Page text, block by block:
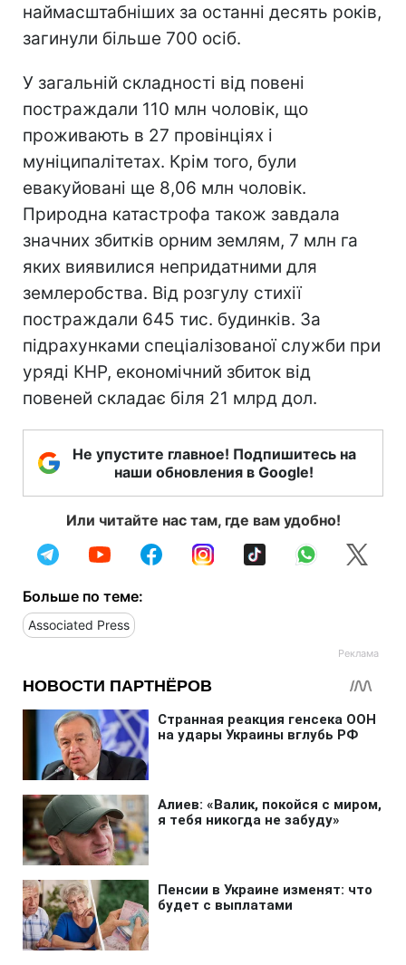
наймасштабніших за останні десять років,
загинули більше 700 осіб.
У загальній складності від повені
постраждали 110 млн чоловік, що
проживають в 27 провінціях і
муніципалітетах. Крім того, були
евакуйовані ще 8,06 млн чоловік.
Природна катастрофа також завдала
значних збитків орним землям, 7 млн га
яких виявилися непридатними для
землеробства. Від розгулу стихії
постраждали 645 тис. будинків. За
підрахунками спеціалізованої служби при
уряді КНР, економічний збиток від
повеней складає біля 21 млрд дол.
Не упустите главное! Подпишитесь на
наши обновления в Google!
Или читайте нас там, где вам удобно!
Больше по теме:
Associated Press